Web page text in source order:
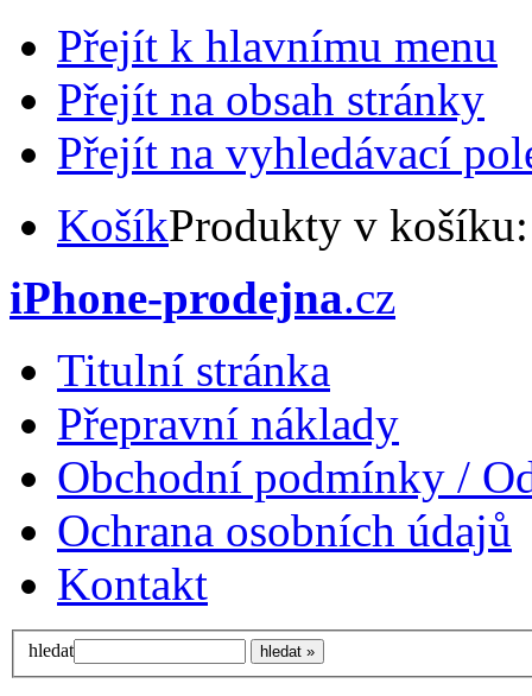
Přejít k hlavnímu menu
Přejít na obsah stránky
Přejít na vyhledávací
KošíkProdukty v
iPhone-prodejna.cz
Titulní stránka
Přepravní náklady
Obchodní podmínky /
Ochrana osobních údajů
Kontakt
hledat